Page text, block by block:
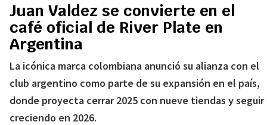
Juan Valdez se convierte en el
café oficial de River Plate en
Argentina
La icónica marca colombiana anunció su alianza con el
club argentino como parte de su expansión en el país,
donde proyecta cerrar 2025 con nueve tiendas y seguir
creciendo en 2026.